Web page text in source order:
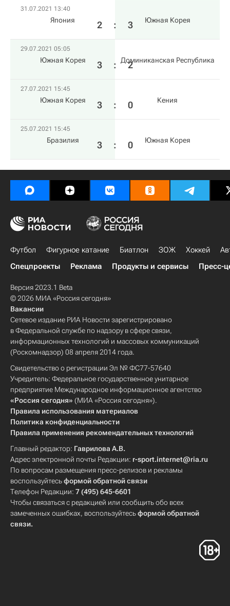
31.07.2021 13:40
Япония 2 : 3 Южная Корея
29.07.2021 05:05
Южная Корея 3 : 2
Доминиканская Республика
27.07.2021 15:45
Южная Корея 3 : 0 Кения
25.07.2021 15:45
Бразилия 3 : 0 Южная Корея
Футбол Фигурное катание Биатлон ЗОЖ Хоккей
Спецпроекты
Реклама Продукты и сервисы Пресс-
Версия 2023.1 Beta
© 2026 МИА «Россия сегодня»
Вакансии
Сетевое издание РИА Новости зарегистрировано
в Федеральной службе по надзору в сфере связи,
информационных технологий и массовых коммуникаций
(Роскомнадзор) 08 апреля 2014 года.
Свидетельство о регистрации Эл № ФС77-57640
Учредитель: Федеральное государственное унитарное
предприятие Международное информационное агентство
«Россия сегодня» (МИА «Россия сегодня»).
Правила использования материалов
Политика конфиденциальности
Правила применения рекомендательных технологий
Главный редактор: Гаврилова А.В.
Адрес электронной почты Редакции: r-sport.internet@ria.ru
По вопросам размещения пресс-релизов и рекламы
воспользуйтесьформой обратной связи
Телефон Редакции: 7 (495) 645-6601
Чтобы связаться с редакцией или сообщить обо всех
замеченных ошибках, воспользуйтесьформой обратной
связи.